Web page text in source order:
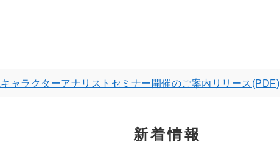
ャラクターアナリストセミナー開催のご案内リリース(PDF)
新着情報